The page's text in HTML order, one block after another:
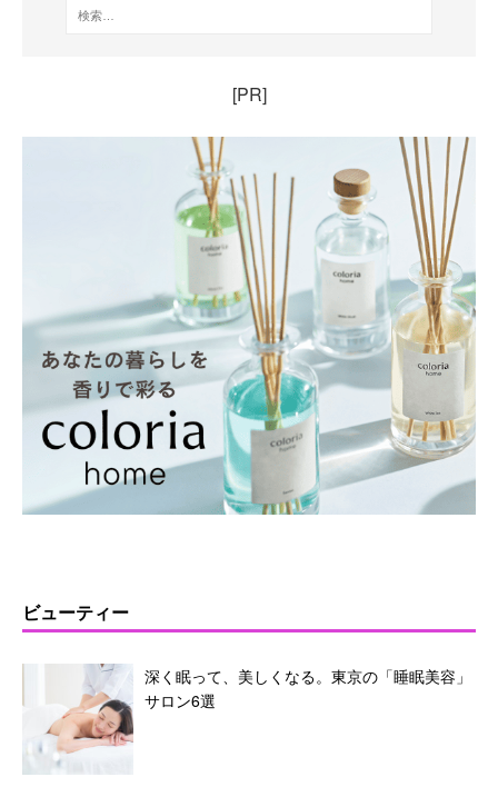
[PR]
ビューティー
深く眠って、美しくなる。東京の「睡眠美容」
サロン6選